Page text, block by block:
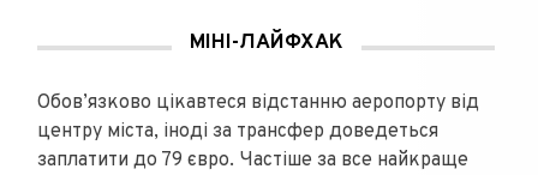
МІНІ-ЛАЙФХАК
Обов’язково цікавтеся відстанню аеропорту від
центру міста, іноді за трансфер доведеться
заплатити до 79 євро. Частіше за все найкраще